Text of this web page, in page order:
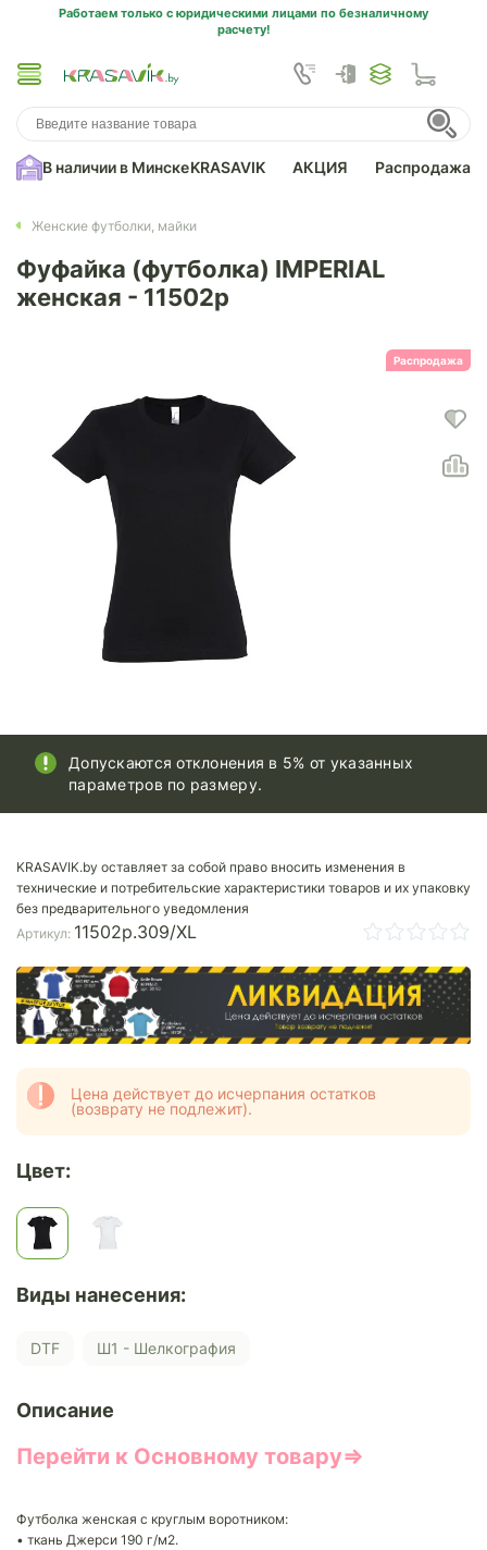
Работаем только с юридическими лицами по безналичному
расчету!
В наличии в МинскеKRASAVIK АКЦИЯ Распродажа
Женские футболки, майки
Фуфайка (футболка) IMPERIAL
женская - 11502p
Распродажа
Допускаются отклонения в 5% от указанных
параметров по размеру.
KRASAVIK.by оставляет за собой право вносить изменения в
технические и потребительские характеристики товаров и их упаковку
без предварительного уведомления
Артикул: 11502p.309/XL
Цена действует до исчерпания остатков
(возврату не подлежит).
Цвет:
Виды нанесения:
DTF Ш1 - Шелкография
Описание
Перейти к Основному товару⇒
Футболка женская с круглым воротником:
• ткань Джерси 190 г/м2.